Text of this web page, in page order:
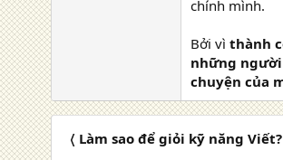
chính mình.
Bởi vì thành
những
chuyện của
〈 Làm sao để giỏi kỹ năng Viết?